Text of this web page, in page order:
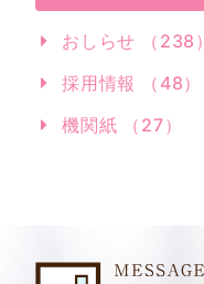
おしらせ （238）
採用情報 （48）
機関紙 （27）